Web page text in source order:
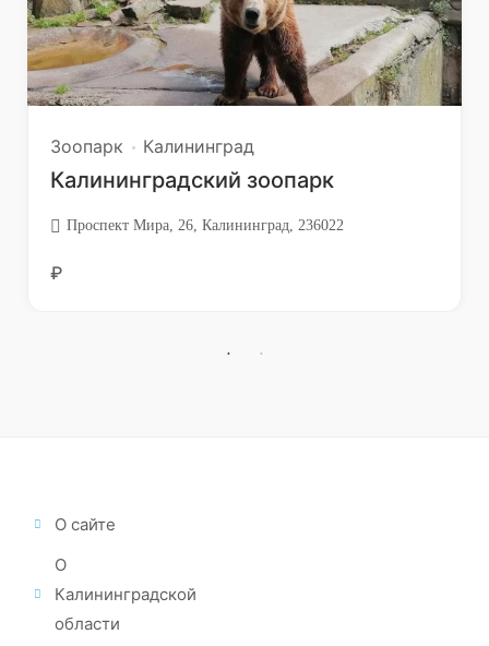
Зоопарк Калининград
Калининградский зоопарк
Проспект Мира, 26, Калининград, 236022
₽
О сайте
О
Калининградской
области